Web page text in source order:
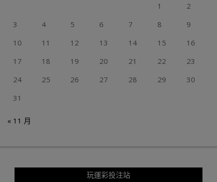
1
2
3
4 5 6 7 8
9
10
11 12 13 14 15
16
17
18 19 20 21 22
23
24
25 26 27 28 29
30
31
« 11 月
玩運彩投注站